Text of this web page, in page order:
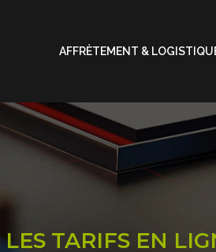
AFFRÈTEMENT &
TARIFS EN